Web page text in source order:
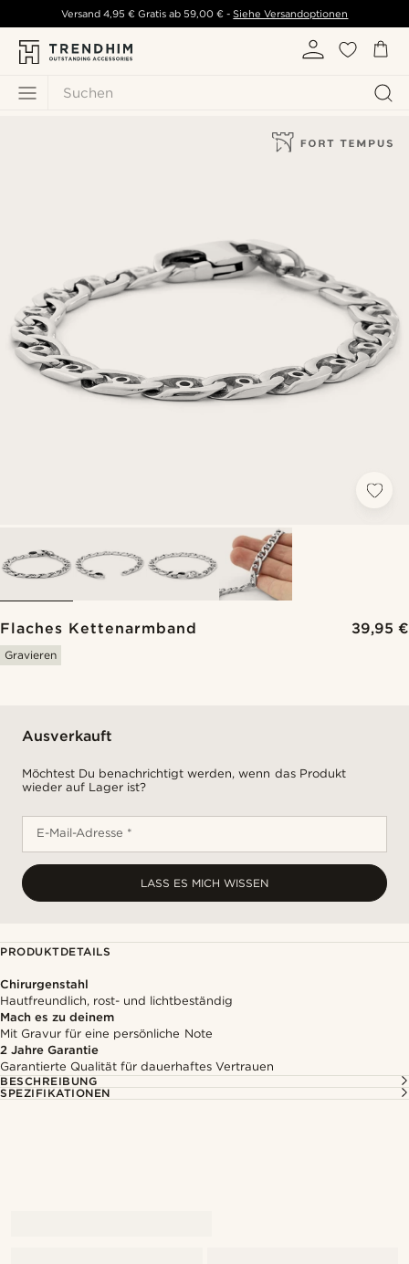
Suchen
Versand 4,95 € Gratis ab 59,00 € - Siehe Versandoptionen
Flaches Kettenarmband 39,95 €
Gravieren
Ausverkauft
Möchtest Du benachrichtigt werden, wenn das Produkt
wieder auf Lager ist?
E-Mail-Adresse *
LASS ES MICH WISSEN
PRODUKTDETAILS
Chirurgenstahl
Hautfreundlich, rost- und lichtbeständig
Mach es zu deinem
Mit Gravur für eine persönliche Note
2 Jahre Garantie
Garantierte Qualität für dauerhaftes Vertrauen
BESCHREIBUNG
SPEZIFIKATIONEN